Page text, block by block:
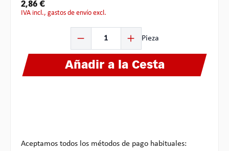
2,86 €
IVA incl., gastos de envío excl.
Pieza
Añadir a la Cesta
Aceptamos todos los métodos de pago habituales: